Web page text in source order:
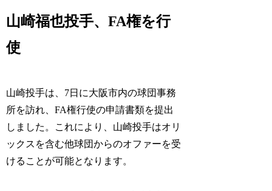
山崎福也投手、FA権を行
使
山崎投手は、7日に大阪市内の球団事務
所を訪れ、FA権行使の申請書類を提出
しました。これにより、山崎投手はオリ
ックスを含む他球団からのオファーを受
けることが可能となります。